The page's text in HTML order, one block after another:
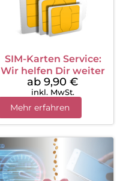
SIM-Karten Service:
Wir helfen Dir weiter
ab 9,90 €
inkl. MwSt.
Mehr erfahren